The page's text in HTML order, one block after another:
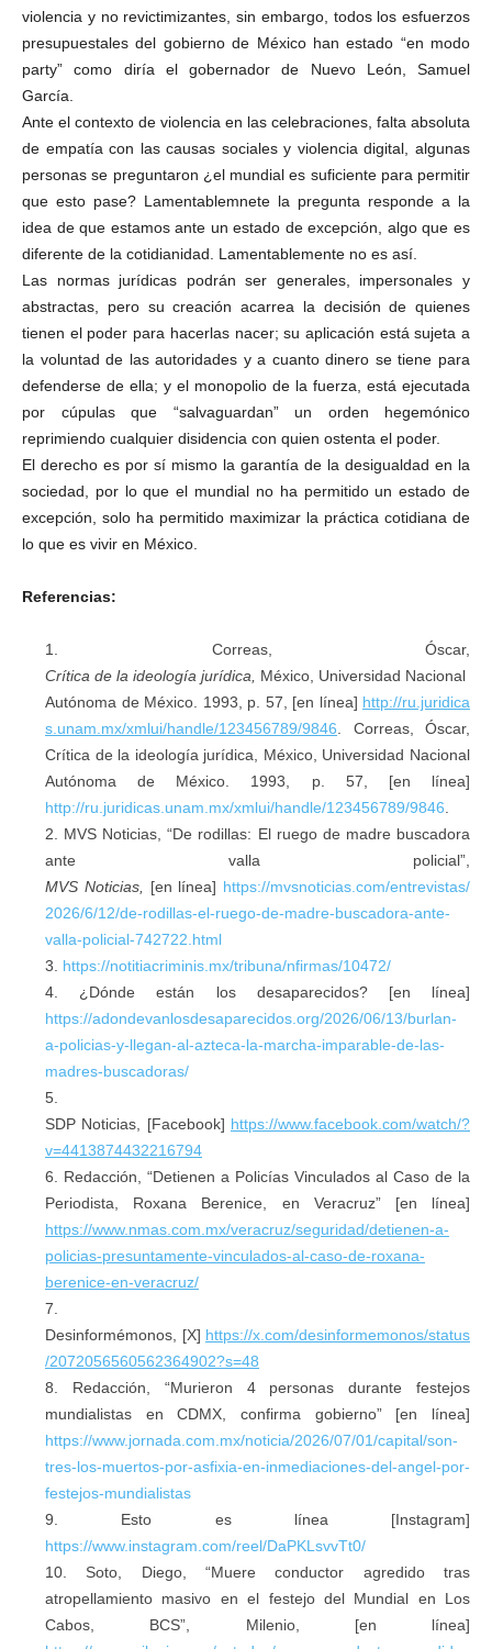
violencia y no revictimizantes, sin embargo, todos los esfuerzos
presupuestales del gobierno de México han estado “en modo
party” como diría el gobernador de Nuevo León, Samuel
García.
Ante el contexto de violencia en las celebraciones, falta absoluta
de empatía con las causas sociales y violencia digital, algunas
personas se preguntaron ¿el mundial es suficiente para permitir
que esto pase? Lamentablemnete la pregunta responde a la
idea de que estamos ante un estado de excepción, algo que es
diferente de la cotidianidad. Lamentablemente no es así.
Las normas jurídicas podrán ser generales, impersonales y
abstractas, pero su creación acarrea la decisión de quienes
tienen el poder para hacerlas nacer; su aplicación está sujeta a
la voluntad de las autoridades y a cuanto dinero se tiene para
defenderse de ella; y el monopolio de la fuerza, está ejecutada
por cúpulas que “salvaguardan” un orden hegemónico
reprimiendo cualquier disidencia con quien ostenta el poder.
El derecho es por sí mismo la garantía de la desigualdad en la
sociedad, por lo que el mundial no ha permitido un estado de
excepción, solo ha permitido maximizar la práctica cotidiana de
lo que es vivir en México.
Referencias:
Correas, Óscar,
Crítica de la ideología jurídica, México, Universidad Nacional
Autónoma de México. 1993, p. 57, [en línea] http://ru.juridica
s.unam.mx/xmlui/handle/123456789/9846 . Correas, Óscar,
Crítica de la ideología jurídica, México, Universidad Nacional
Autónoma de México. 1993, p. 57, [en línea]
http://ru.juridicas.unam.mx/xmlui/handle/123456789/9846
MVS Noticias, “De rodillas: El ruego de madre buscadora
ante valla policial”,
MVS Noticias, [en línea] https://mvsnoticias.com/entrevistas/
2026/6/12/de-rodillas-el-ruego-de-madre-buscadora-ante-
valla-policial-742722.html
https://notitiacriminis.mx/tribuna/nfirmas/10472/
¿Dónde están los desaparecidos? [en línea]
https://adondevanlosdesaparecidos.org/2026/06/13/burlan-
a-policias-y-llegan-al-azteca-la-marcha-imparable-de-las-
madres-buscadoras/
SDP Noticias, [Facebook] https://www.facebook.com/watch/?
v=4413874432216794
Redacción, “Detienen a Policías Vinculados al Caso de la
Periodista, Roxana Berenice, en Veracruz” [en línea]
https://www.nmas.com.mx/veracruz/seguridad/detienen-a-
policias-presuntamente-vinculados-al-caso-de-roxana-
berenice-en-veracruz/
Desinformémonos, [X] https://x.com/desinformemonos/status
/2072056560562364902?s=48
Redacción, “Murieron 4 personas durante festejos
mundialistas en CDMX, confirma gobierno” [en línea]
https://www.jornada.com.mx/noticia/2026/07/01/capital/son-
tres-los-muertos-por-asfixia-en-inmediaciones-del-angel-por-
festejos-mundialistas
Esto es línea [Instagram]
https://www.instagram.com/reel/DaPKLsvvTt0/
Soto, Diego, “Muere conductor agredido tras
atropellamiento masivo en el festejo del Mundial en Los
Cabos, BCS”, Milenio, [en línea]